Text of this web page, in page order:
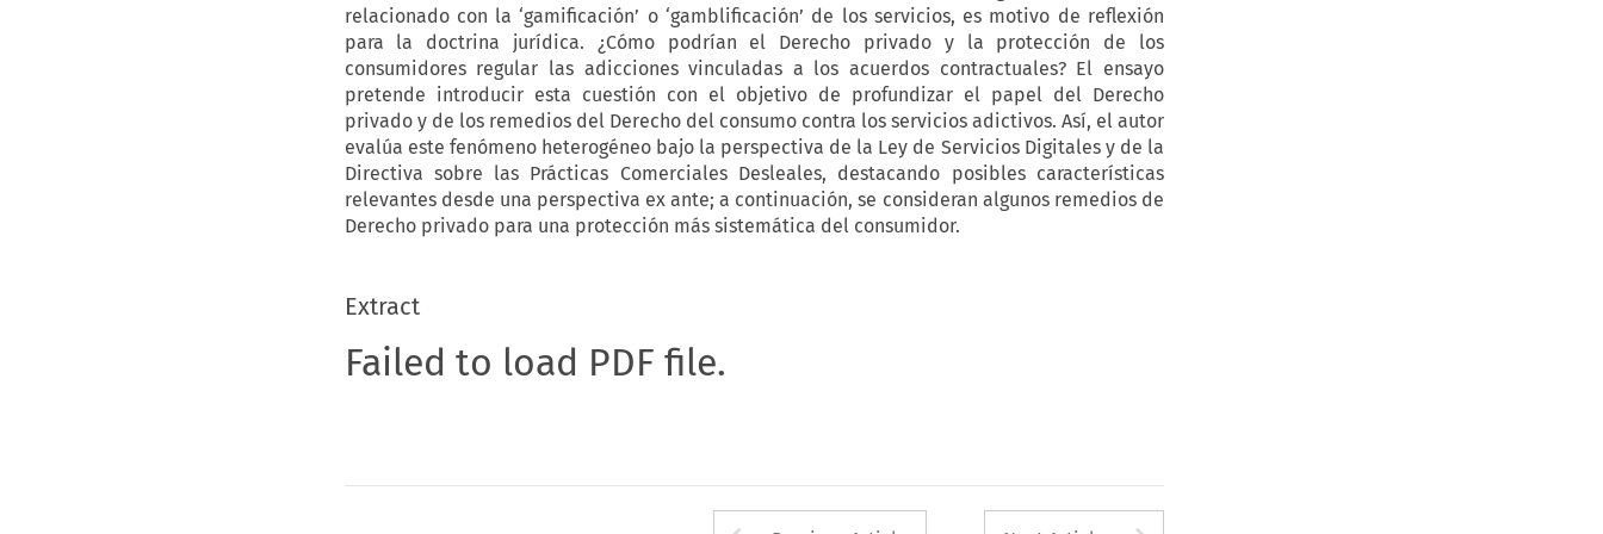
relacionado con la ‘gamificación’ o ‘gamblificación’ de los servicios, es motivo de reflexión
para la doctrina jurídica. ¿Cómo podrían el Derecho privado y la protección de los
consumidores regular las adicciones vinculadas a los acuerdos contractuales? El ensayo
pretende introducir esta cuestión con el objetivo de profundizar el papel del Derecho
privado y de los remedios del Derecho del consumo contra los servicios adictivos. Así, el autor
evalúa este fenómeno heterogéneo bajo la perspectiva de la Ley de Servicios Digitales y de la
Directiva sobre las Prácticas Comerciales Desleales, destacando posibles características
relevantes desde una perspectiva ex ante; a continuación, se consideran algunos remedios de
Derecho privado para una protección más sistemática del consumidor.
Extract
Failed to load PDF file.